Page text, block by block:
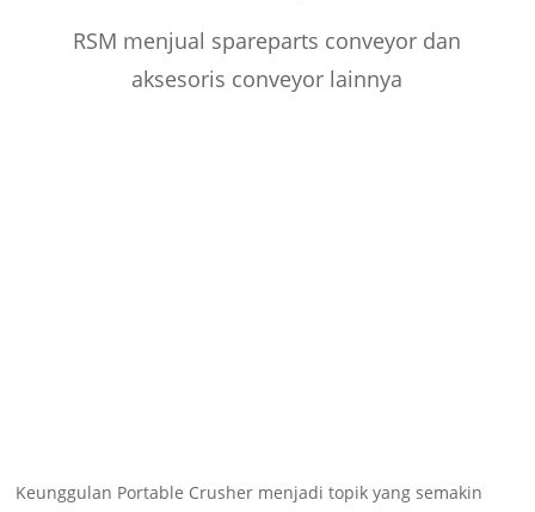
RSM menjual spareparts conveyor dan
aksesoris conveyor lainnya
Keunggulan Portable Crusher menjadi topik yang semakin